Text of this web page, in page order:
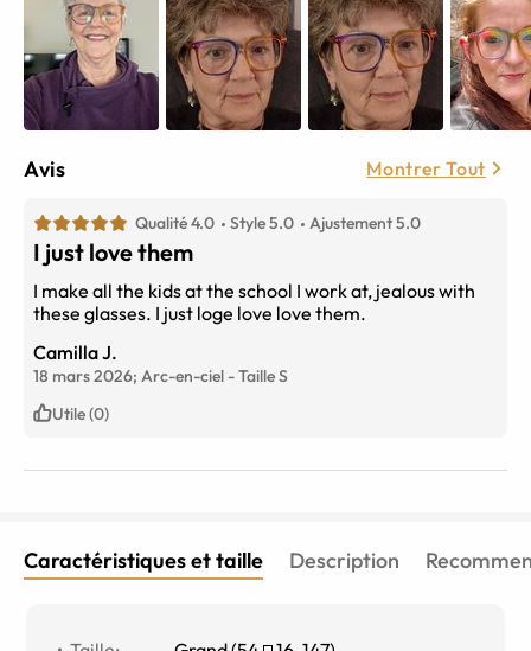
Avis Montrer Tout
Qualité 4.0 Style 5.0 Ajustement 5.0
I just love them
I make all the kids at the school I work at, jealous with
these glasses. I just loge love love them.
Camilla J.
18 mars 2026; Arc-en-ciel -TailleS
Utile (0)
Caractéristiques et taille Description